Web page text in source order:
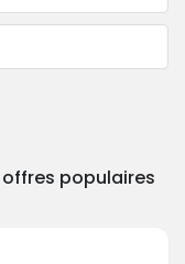
populaires